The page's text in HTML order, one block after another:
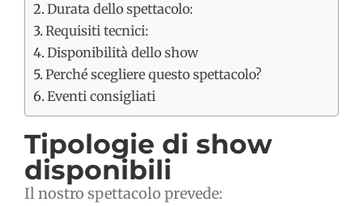
Durata dello spettacolo:
Requisiti tecnici:
Disponibilità dello show
Perché scegliere questo spettacolo?
Eventi consigliati
Tipologie di show
disponibili
Il nostro spettacolo prevede: